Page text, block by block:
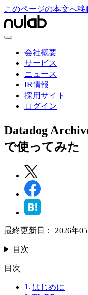
このページの本文へ移
会社概要
サービス
ニュース
IR情報
採用サイト
ログイン
Datadog
で使ってみた
最終更新日： 2026年
目次
目次
はじめに